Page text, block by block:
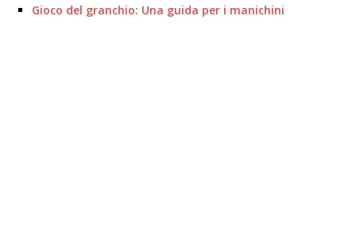
Gioco del granchio: Una guida per i manichini